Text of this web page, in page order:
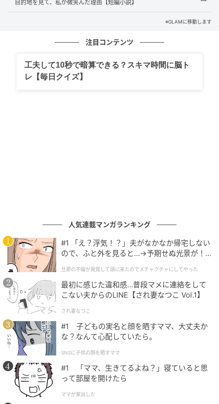
いるのです。
届いた手紙の差出人まで見られているのだと気づいた
ときの、あの寒気は、今も忘れられません。
そう思った私は、彼に何を言われたか、いつ玄関先に
立っていたかを、日付とともに小さな手帳に書きとめ
始めました。
そして、その手帳を手に、団地を管理している人と、
市の相談窓口に事情を話しに行きました。
「これだけ記録が残っているなら、こちらから正式に
注意ができます」
担当の人はそう言って、彼に直接、行きすぎた干渉を
やめるよう伝えてくれました。
以来、あからさまな声かけは減りました。それでも、
すれ違うときにこちらへ向けられる、あの探るような
目的地を見て、私が微笑んだ理由【短編小説】
※GLAMに移動します
注目コンテンツ
工夫して10秒で暗算できる？スキマ時間に脳ト
レ【毎日クイズ】
人気連載マンガランキング
#1 「え？浮気！？」夫がなかなか帰宅しない
ので、ふと外を見ると…→予期せぬ光景が！
クチャにしてやった
旦那の不倫が発覚して頭に来たのでメチャクチャにしてやった
最初に感じた違和感…普段マメに連絡をして
こない夫からのLINE【され妻なつこ Vol.1】
され妻なつこ
#1 子どもの実名と顔を晒すママ、大丈夫か
な？なんて心配していたら。
SNSに子供の顔を晒すママ
#1 「ママ、生きてるよね？」寝ていると思
って部屋を開けたら
ママが家出した